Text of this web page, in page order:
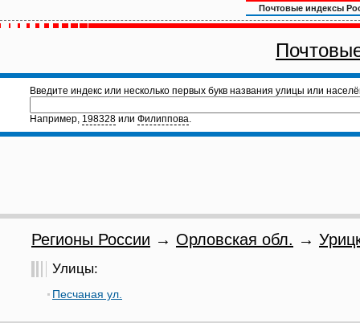
Почтовые индексы
Введите индекс или несколько первых букв названия улицы или
Например, 198328 или Филиппова.
Регионы России → Орловская обл. →
Улицы:
Песчаная ул.